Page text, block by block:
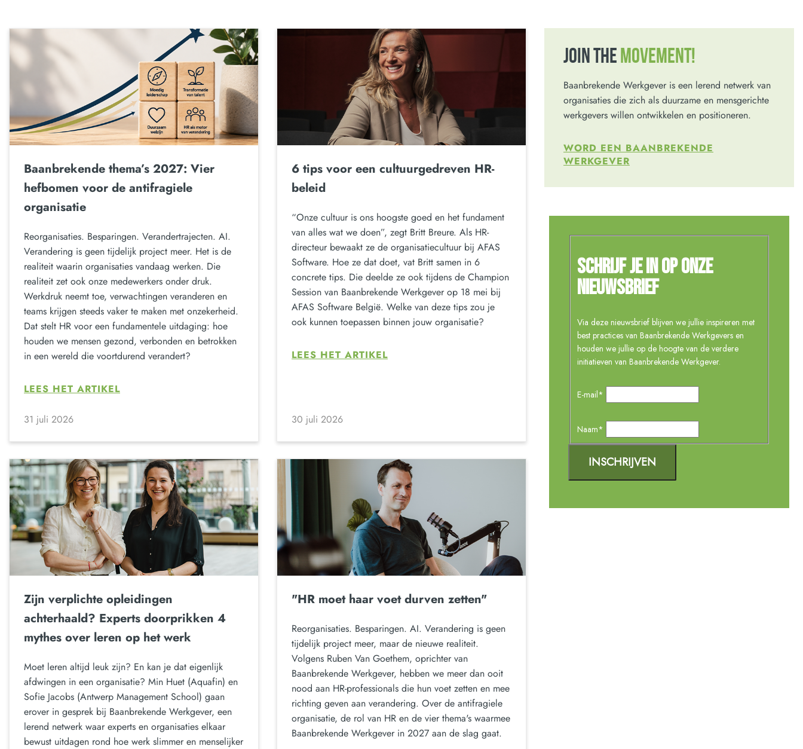
Baanbrekende thema’s 2027: Vier
hefbomen voor de antifragiele
organisatie
Reorganisaties. Besparingen. Verandertrajecten. AI.
Verandering is geen tijdelijk project meer. Het is de
realiteit waarin organisaties vandaag werken. Die
realiteit zet ook onze medewerkers onder druk.
Werkdruk neemt toe, verwachtingen veranderen en
teams krijgen steeds vaker te maken met onzekerheid.
Dat stelt HR voor een fundamentele uitdaging: hoe
houden we mensen gezond, verbonden en betrokken
in een wereld die voortdurend verandert?
LEES HET ARTIKEL
31 juli 2026
6 tips voor een cultuurgedreven HR-
beleid
“Onze cultuur is ons hoogste goed en het fundament
van alles wat we doen”, zegt Britt Breure. Als HR-
directeur bewaakt ze de organisatiecultuur bij AFAS
Software. Hoe ze dat doet, vat Britt samen in 6
concrete tips. Die deelde ze ook tijdens de Champion
Session van Baanbrekende Werkgever op 18 mei bij
AFAS Software België. Welke van deze tips zou je
ook kunnen toepassen binnen jouw organisatie?
LEES HET ARTIKEL
30 juli 2026
Zijn verplichte opleidingen
achterhaald? Experts doorprikken 4
mythes over leren op het werk
Moet leren altijd leuk zijn? En kan je dat eigenlijk
afdwingen in een organisatie? Min Huet (Aquafin) en
Sofie Jacobs (Antwerp Management School) gaan
erover in gesprek bij Baanbrekende Werkgever, een
lerend netwerk waar experts en organisaties elkaar
bewust uitdagen rond hoe werk slimmer en menselijker
"HR moet haar voet durven zetten"
Reorganisaties. Besparingen. AI. Verandering is geen
tijdelijk project meer, maar de nieuwe realiteit.
Volgens Ruben Van Goethem, oprichter van
Baanbrekende Werkgever, hebben we meer dan ooit
nood aan HR-professionals die hun voet zetten en mee
richting geven aan verandering. Over de antifragiele
organisatie, de rol van HR en de vier thema's waarmee
Baanbrekende Werkgever in 2027 aan de slag gaat.
JOIN THE MOVEMENT!
Baanbrekende Werkgever is een lerend netwerk van
organisaties die zich als duurzame en mensgerichte
werkgevers willen ontwikkelen en positioneren.
WORD EEN BAANBREKENDE
WERKGEVER